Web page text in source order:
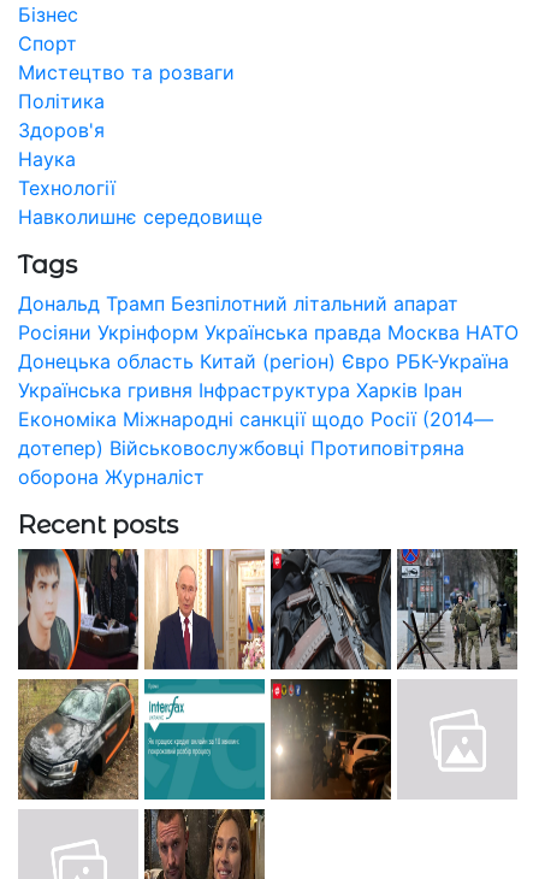
Бізнес
Спорт
Мистецтво та розваги
Політика
Здоров'я
Наука
Технології
Навколишнє середовище
Tags
Дональд Трамп Безпілотний літальний апарат
Росіяни Укрінформ Українська правда Москва НАТО
Донецька область Китай (регіон) Євро РБК-Україна
Українська гривня Інфраструктура Харків Іран
Економіка Міжнародні санкції щодо Росії (2014—
дотепер) Військовослужбовці Протиповітряна
оборона Журналіст
Recent posts